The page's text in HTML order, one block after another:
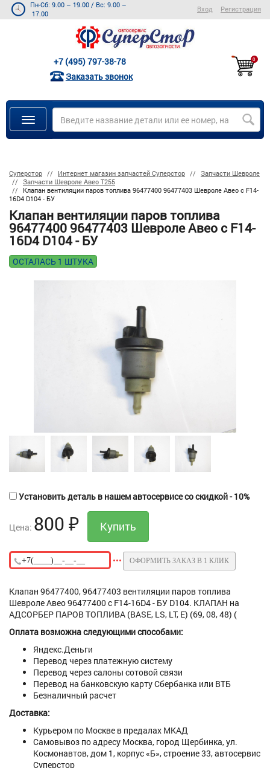
Пн-Сб: 9.00 – 19.00 / Вс: 9.00 –
17.00
Вход Регистрация
+7 (495) 797-38-78
Заказать звонок
0
Суперстор Интернет магазин запчастей Суперстор
Запчасти Шевроле
Запчасти Шевроле Авео Т255
Клапан вентиляции паров топлива 96477400 96477403 Шевроле Авео с F14-
16D4 D104 - БУ
Клапан вентиляции паров топлива
96477400 96477403 Шевроле Авео с F14-
16D4 D104 - БУ
ОСТАЛАСЬ 1 ШТУКА
Установить деталь в нашем автосервисе со скидкой - 10%
Цена: 800 ₽
ОФОРМИТЬ ЗАКАЗ В 1 КЛИК
Клапан 96477400, 96477403 вентиляции паров топлива
Шевроле Авео 96477400 с F14-16D4 - БУ D104. КЛАПАН на
АДСОРБЕР ПАРОВ ТОПЛИВА (BASE, LS, LT, E) (69, 08, 48) (
Оплата возможна следующими способами:
Яндекс.Деньги
Перевод через платежную систему
Перевод через салоны сотовой связи
Перевод на банковскую карту Сбербанка или ВТБ
Безналичный расчет
Доставка:
Курьером по Москве в предалах МКАД
Самовывоз по адресу Москва, город Щербинка, ул.
Космонавтов, дом 1, корпус «Б», строение 33, автосервис
Суперстор